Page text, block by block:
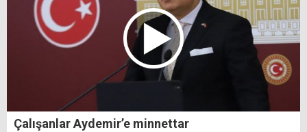
Çalışanlar Aydemir’e minnettar